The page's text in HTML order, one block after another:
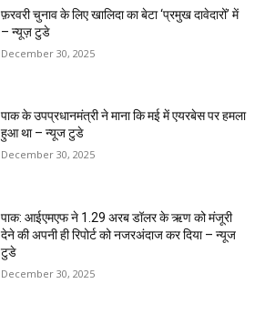
फ़रवरी चुनाव के लिए खालिदा का बेटा ‘प्रमुख दावेदारों’ में
– न्यूज़ टुडे
December 30, 2025
पाक के उपप्रधानमंत्री ने माना कि मई में एयरबेस पर हमला
हुआ था – न्यूज टुडे
December 30, 2025
पाक: आईएमएफ ने 1.29 अरब डॉलर के ऋण को मंजूरी
देने की अपनी ही रिपोर्ट को नजरअंदाज कर दिया – न्यूज
टुडे
December 30, 2025